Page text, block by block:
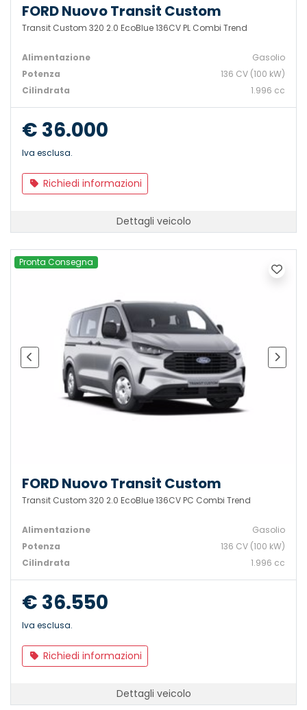
FORD Nuovo Transit Custom
Transit Custom 320 2.0 EcoBlue 136CV PL Combi Trend
Alimentazione
Gasolio
Potenza
136 CV (100 kW)
Cilindrata
1.996 cc
€ 36.000
Iva esclusa.
Richiedi informazioni
Dettagli veicolo
Pronta Consegna
FORD Nuovo Transit Custom
Transit Custom 320 2.0 EcoBlue 136CV PC Combi Trend
Alimentazione
Gasolio
Potenza
136 CV (100 kW)
Cilindrata
1.996 cc
€ 36.550
Iva esclusa.
Richiedi informazioni
Dettagli veicolo